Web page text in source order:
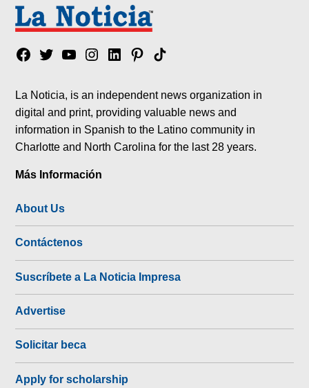
Facebook
TwitterYouTubeInstagram
LinkedinPinterest
Tik
La Noticia, is an independent news organization in
digital and print, providing valuable news and
information in Spanish to the Latino community in
Charlotte and North Carolina for the last 28 years.
Más Información
About Us
Contáctenos
Suscríbete a La Noticia Impresa
Advertise
Solicitar beca
Apply for scholarship